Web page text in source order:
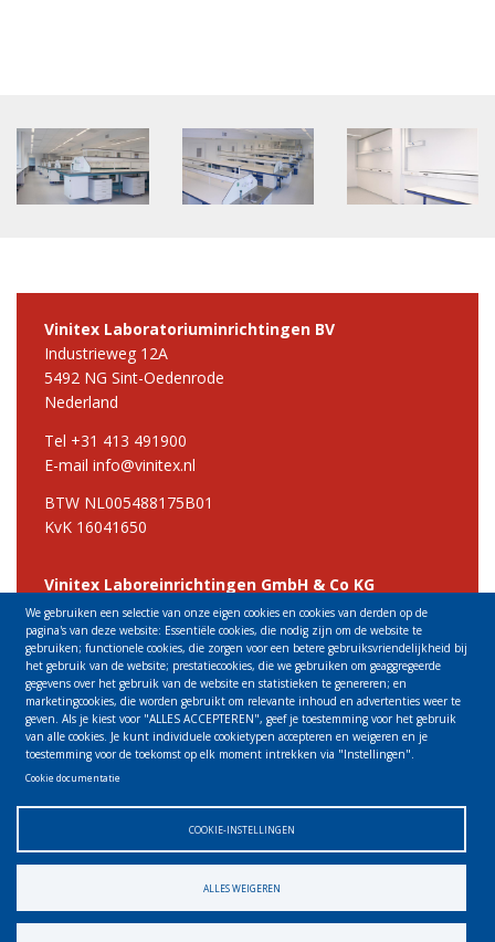
Vinitex Laboratoriuminrichtingen BV
Industrieweg 12A
5492 NG Sint-Oedenrode
Nederland
Tel +31 413 491900
E-mail info@vinitex.nl
BTW NL005488175B01
KvK 16041650
We gebruiken een selectie van onze eigen cookies en cookies van derden op de
pagina's van deze website: Essentiële cookies, die nodig zijn om de website te
gebruiken; functionele cookies, die zorgen voor een betere gebruiksvriendelijkheid bij
het gebruik van de website; prestatiecookies, die we gebruiken om geaggregeerde
gegevens over het gebruik van de website en statistieken te genereren; en
marketingcookies, die worden gebruikt om relevante inhoud en advertenties weer te
geven. Als je kiest voor "ALLES ACCEPTEREN", geef je toestemming voor het gebruik
van alle cookies. Je kunt individuele cookietypen accepteren en weigeren en je
toestemming voor de toekomst op elk moment intrekken via "Instellingen".
Cookie documentatie
COOKIE-INSTELLINGEN
ALLES WEIGEREN
Vinitex Laboreinrichtingen GmbH & Co KG
Hauptstraβe 3
01640 Coswig
Deutschland
Tel +49 3523 535438
E-mail info@vinitex.de